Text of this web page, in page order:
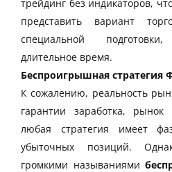
трейдинг без индикаторов,
представить вариант
специальной
длительное время.
Беспроигрышная стратегия
К сожалению, реальность
гарантии заработка,
любая стратегия имеет
убыточных позиций.
громкими называниями